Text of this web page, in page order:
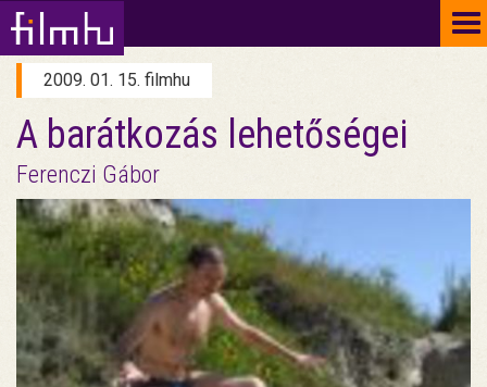
2009. 01. 15. filmhu
A barátkozás lehetőségei
Ferenczi Gábor